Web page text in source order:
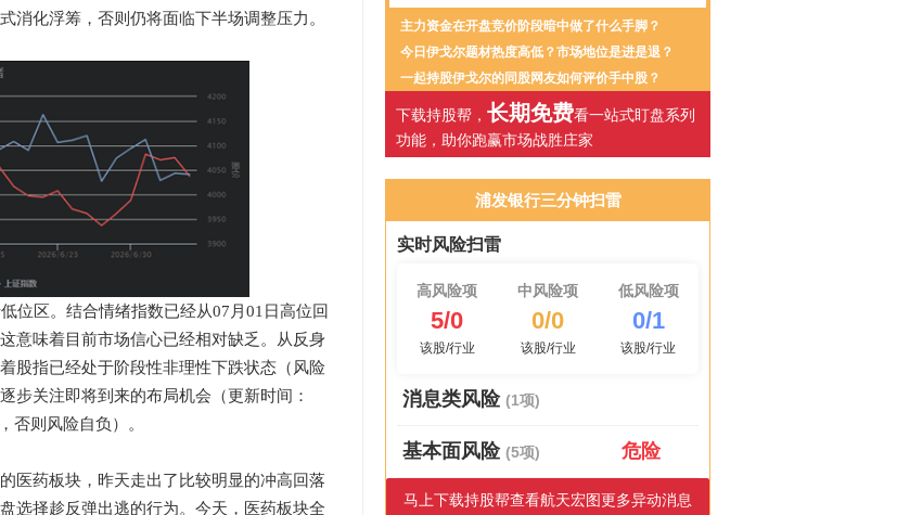
消化浮筹，否则仍将面临下半场调整压力。
区。结合情绪指数已经从07月01日高位回
意味着目前市场信心已经相对缺乏。从反身
股指已经处于阶段性非理性下跌状态（风险
步关注即将到来的布局机会（更新时间：
否则风险自负）。
药板块，昨天走出了比较明显的冲高回落
选择趁反弹出逃的行为。今天，医药板块全
主力资金在开盘竞价阶段暗中做了什么手脚？
今日伊戈尔题材热度高低？市场地位是进是退？
一起持股伊戈尔的同股网友如何评价手中股？
下载持股帮， 长期免费看一站式盯盘系列
功能，助你跑赢市场战胜庄家
浦发银行三分钟扫雷
实时风险扫雷
高风险项
5/0
该股/行业
中风险项
0/0
该股/行业
低风险项
0/1
该股/行业
消息类风险 (1项)
基本面风险 (5项) 危险
马上下载持股帮查看航天宏图更多异动消息